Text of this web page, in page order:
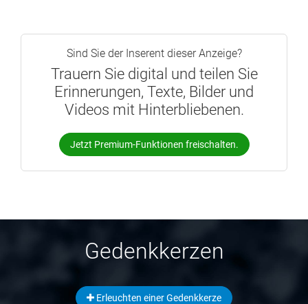
Sind Sie der Inserent dieser Anzeige?
Trauern Sie digital und teilen Sie
Erinnerungen, Texte, Bilder und
Videos mit Hinterbliebenen.
Jetzt Premium-Funktionen freischalten.
Gedenkkerzen
Erleuchten einer Gedenkkerze